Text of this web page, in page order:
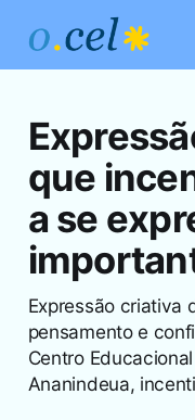
que
a se
Expressão criativa
pensamento e
Centro
Ananindeua,